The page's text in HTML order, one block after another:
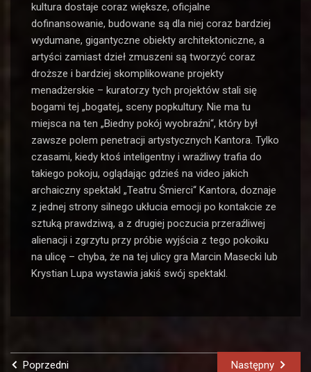
kultura dostaje coraz większe, oficjalne
dofinansowanie, budowane są dla niej coraz bardziej
wydumane, gigantyczne obiekty architektoniczne, a
artyści zamiast dzieł zmuszeni są tworzyć coraz
droższe i bardziej skomplikowane projekty
menadżerskie – kuratorzy tych projektów stali się
bogami tej „bogatej„ sceny popkultury. Nie ma tu
miejsca na ten „Biedny pokój wyobraźni“, który był
zawsze polem penetracji artystycznych Kantora. Tylko
czasami, kiedy ktoś inteligentny i wrażliwy trafia do
takiego pokoju, oglądając gdzieś na video jakich
archaiczny spektakl „Teatru Śmierci“ Kantora, doznaje
z jednej strony silnego ukłucia emocji po kontakcie ze
sztuką prawdziwą, a z drugiej poczucia przeraźliwej
alienacji i zgrzytu przy próbie wyjścia z tego pokoiku
na ulicę – chyba, że na tej ulicy gra Marcin Masecki lub
Krystian Lupa wystawia jakiś swój spektakl.
Poprzedni Następny